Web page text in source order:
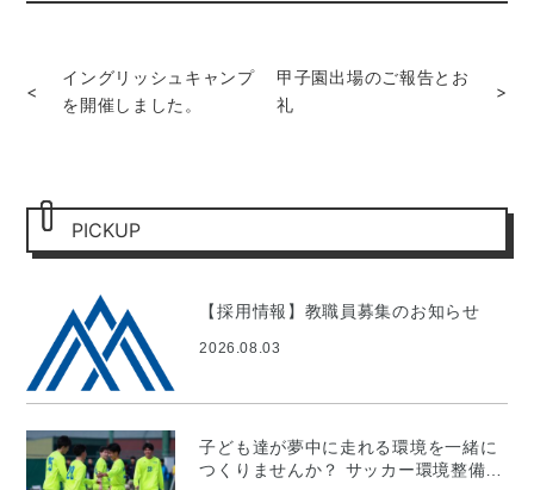
<
イングリッシュキャンプ
を開催しました。
甲子園出場のご報告とお
礼
>
PICKUP
【採用情報】教職員募集のお知らせ
2026.08.03
子ども達が夢中に走れる環境を一緒に
つくりませんか？ サッカー環境整備プ